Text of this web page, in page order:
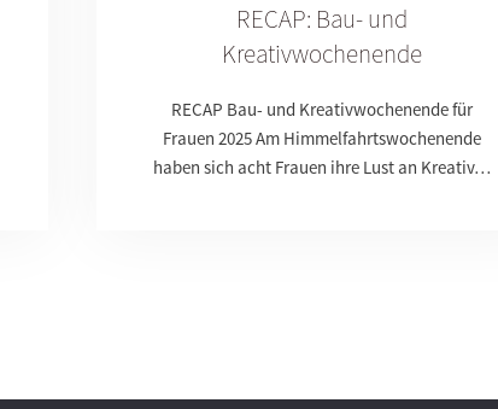
RECAP: Bau- und
Kreativwochenende
RECAP Bau- und Kreativwochenende für
Frauen 2025 Am Himmelfahrtswochenende
haben sich acht Frauen ihre Lust an Kreativ…